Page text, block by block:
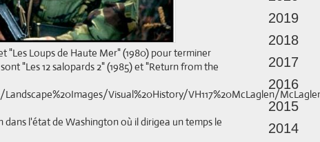
"Les Loups de Haute Mer" (1980) pour terminer
"Les 12 salopards 2" (1985) et "Return from the
dans l'état de Washington où il dirigea un temps le
2019
2018
2017
2016
2015
2014